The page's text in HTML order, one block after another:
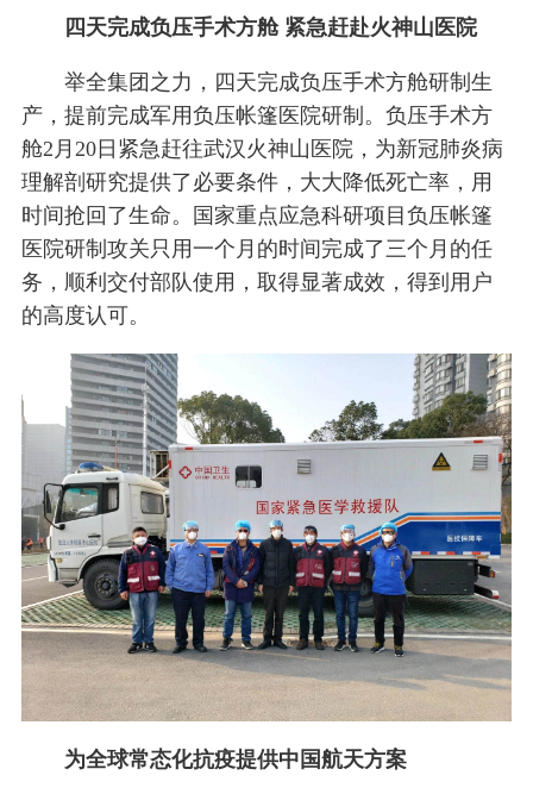
四天完成负压手术方舱 紧急赶赴火神山医院
举全集团之力，四天完成负压手术方舱研制生
产，提前完成军用负压帐篷医院研制。负压手术方
舱2月20日紧急赶往武汉火神山医院，为新冠肺炎病
理解剖研究提供了必要条件，大大降低死亡率，用
时间抢回了生命。国家重点应急科研项目负压帐篷
医院研制攻关只用一个月的时间完成了三个月的任
务，顺利交付部队使用，取得显著成效，得到用户
的高度认可。
为全球常态化抗疫提供中国航天方案